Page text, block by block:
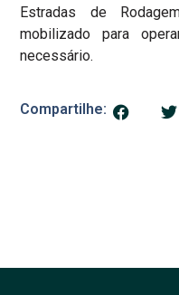
Estradas de
mobilizado para
necessário.
Compartilhe: